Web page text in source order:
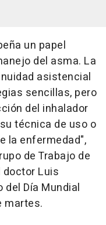
un papel
del asma. La
asistencial
sencillas, pero
del inhalador
técnica de uso o
la enfermedad",
de Trabajo de
doctor Luis
del Día Mundial
martes.